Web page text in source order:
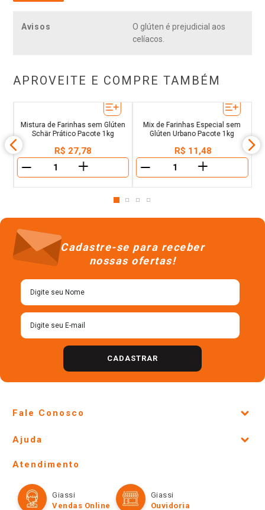
Avisos
O glúten é prejudicial aos
celíacos.
APROVEITE E COMPRE TAMBÉM
Mistura de Farinhas sem Glúten
Schär Prático Pacote 1kg
R$ 27 78
－
R$ 11
－
Cadastre-se para receber
nossas ofertas!